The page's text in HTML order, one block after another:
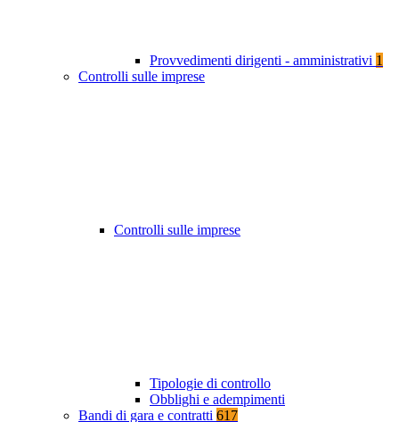
Provvedimenti dirigenti - amministrativi 1
Controlli sulle imprese
Controlli sulle imprese
Tipologie di controllo
Obblighi e adempimenti
Bandi di gara e contratti 617